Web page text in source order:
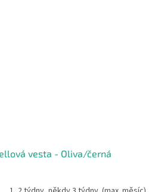
vesta - Oliva/černá